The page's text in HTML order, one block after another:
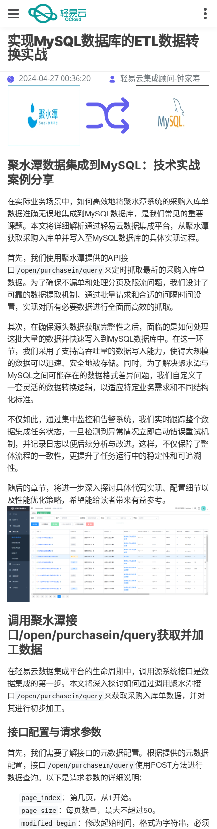
实现MySQL数据库的ETL数据转
换实战
2024-04-27 00:36:20 轻易云集成顾问-钟家寿
聚水潭数据集成到MySQL：技术实战
案例分享
在实际业务场景中，如何高效地将聚水潭系统的采购入库单
数据准确无误地集成到MySQL数据库，是我们常见的重要
课题。本文将详细解析通过轻易云数据集成平台，从聚水潭
获取采购入库单并写入至MySQL数据库的具体实现过程。
首先，我们使用聚水潭提供的API接
口 /open/purchasein/query 来定时抓取最新的采购入库单
数据。为了确保不漏单和处理分页及限流问题，我们设计了
可靠的数据提取机制，通过批量请求和合适的间隔时间设
置，实现对所有必要数据进行全面而高效的抓取。
其次，在确保源头数据获取完整性之后，面临的是如何处理
这批大量的数据并快速写入到MySQL数据库中。在这一环
节，我们采用了支持高吞吐量的数据写入能力，使得大规模
的数据可以迅速、安全地被存储。同时，为了解决聚水潭与
MySQL之间可能存在的数据格式差异问题，我们自定义了
一套灵活的数据转换逻辑，以适应特定业务需求和不同结构
化标准。
不仅如此，通过集中监控和告警系统，我们实时跟踪整个数
据集成任务状态，一旦检测到异常情况立即启动错误重试机
制，并记录日志以便后续分析与改进。这样，不仅保障了整
体流程的一致性，更提升了任务运行中的稳定性和可追溯
性。
随后的章节，将进一步深入探讨具体代码实现、配置细节以
及性能优化策略，希望能给读者带来有益参考。
调用聚水潭接
口/open/purchasein/query获取并加
工数据
在轻易云数据集成平台的生命周期中，调用源系统接口是数
据集成的第一步。本文将深入探讨如何通过调用聚水潭接
口 /open/purchasein/query 来获取采购入库单数据，并对
其进行初步加工。
接口配置与请求参数
首先，我们需要了解接口的元数据配置。根据提供的元数据
配置，接口 /open/purchasein/query 使用POST方法进行
数据查询。以下是请求参数的详细说明：
page_index ：第几页，从1开始。
page_size ：每页数量，最大不超过50。
modified_begin ：修改起始时间，格式为字符串，必须